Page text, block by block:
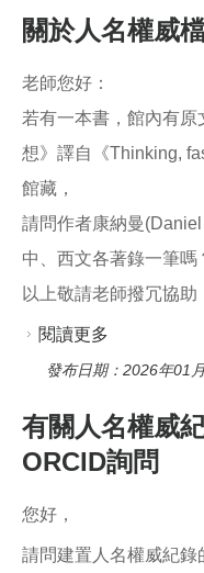
關於人名權威
老師您好：
若有一本書，館內有
想》譯自《Thinking,
館藏，
請問作者康納曼
中、西文各著錄一筆嗎
以上敬請老師撥冗協助
閱讀更多
發布日期：2026年01
有關人名權威
ORCID詢問
您好，
請問建置人名權威紀